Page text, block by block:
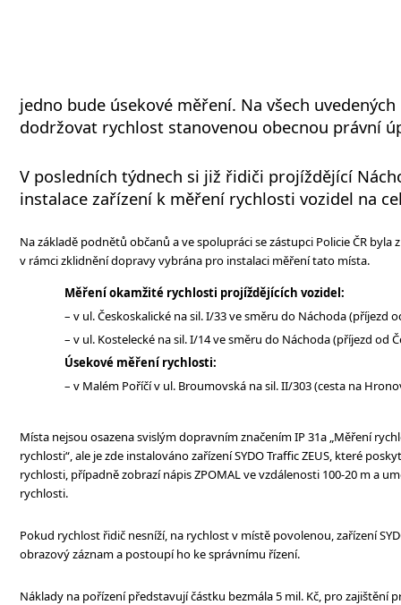
jedno bude úsekové měření. Na všech
dodržovat rychlost stanovenou obecnou právní
V posledních týdnech si již řidiči projíždějící
instalace zařízení k měření rychlosti vozidel na
Na základě podnětů občanů a ve spolupráci se zástupci Policie ČR byla
v rámci zklidnění dopravy vybrána pro instalaci měření tato místa.
Měření okamžité rychlosti projíždějících vozidel:
– v ul. Českoskalické na sil. I/33 ve směru do Náchoda (příjezd
– v ul. Kostelecké na sil. I/14 ve směru do Náchoda (příjezd od
Úsekové měření rychlosti:
– v Malém Poříčí v ul. Broumovská na sil. II/303 (cesta na
Místa nejsou osazena svislým dopravním značením IP 31a „Měření
rychlosti“, ale je zde instalováno zařízení SYDO Traffic ZEUS, které
rychlosti, případně zobrazí nápis ZPOMAL ve vzdálenosti 100-20 m a
rychlosti.
Pokud rychlost řidič nesníží, na rychlost v místě povolenou, zařízení
obrazový záznam a postoupí ho ke správnímu řízení.
Náklady na pořízení představují částku bezmála 5 mil. Kč, pro zajištění